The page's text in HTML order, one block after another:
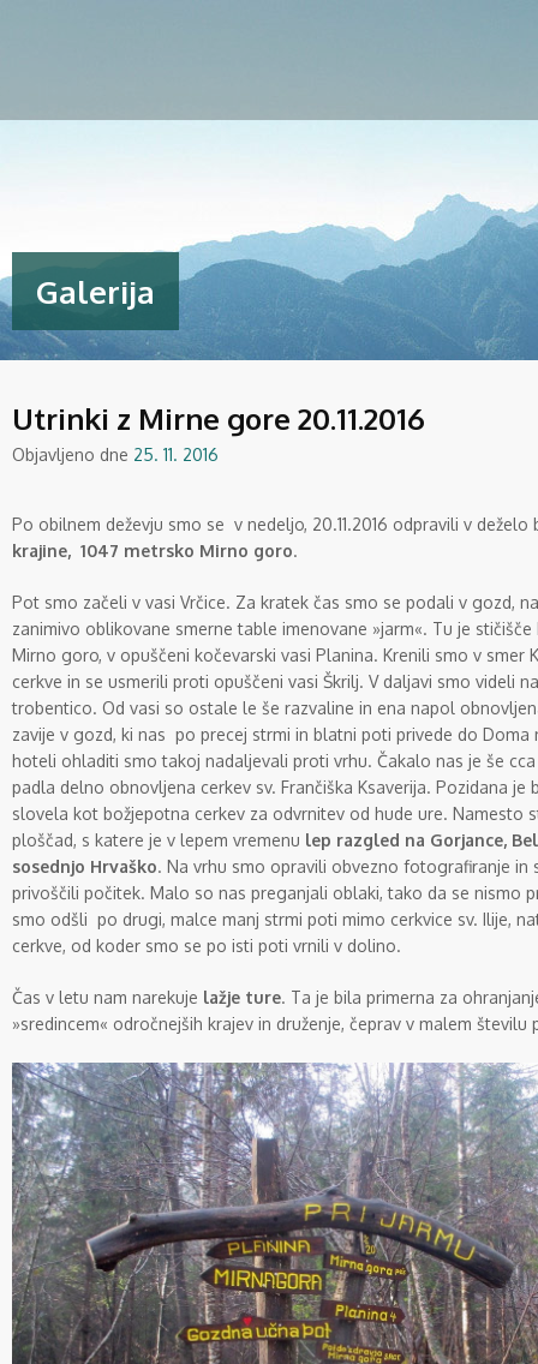
Galerija
Utrinki z Mirne gore 20.11.2016
Objavljeno dne 25. 11. 2016
Po obilnem deževju smo se v nedeljo, 20.11.2016 odpravili v deželo
krajine, 1047 metrsko Mirno goro.
Pot smo začeli v vasi Vrčice. Za kratek čas smo se podali v gozd,
zanimivo oblikovane smerne table imenovane »jarm«. Tu je
Mirno goro, v opuščeni kočevarski vasi Planina. Krenili smo v smer
cerkve in se usmerili proti opuščeni vasi Škrilj. V daljavi smo videli
trobentico. Od vasi so ostale le še razvaline in ena napol
zavije v gozd, ki nas po precej strmi in blatni poti privede do Doma
hoteli ohladiti smo takoj nadaljevali proti vrhu. Čakalo nas je še
padla delno obnovljena cerkev sv. Frančiška Ksaverija. Pozidana je
slovela kot božjepotna cerkev za odvrnitev od hude ure. Namesto
ploščad, s katere je v lepem vremenu lep razgled na Gorjance,
sosednjo Hrvaško. Na vrhu smo opravili obvezno fotografiranje in
privoščili počitek. Malo so nas preganjali oblaki, tako da se nismo
smo odšli po drugi, malce manj strmi poti mimo cerkvice sv. Ilije,
cerkve, od koder smo se po isti poti vrnili v dolino.
Čas v letu nam narekuje lažje ture. Ta je bila primerna za
»sredincem« odročnejših krajev in druženje, čeprav v malem številu